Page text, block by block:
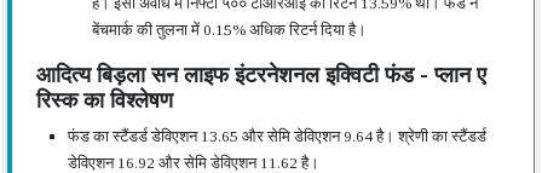
बेंचमार्क की तुलना में 0.15% अधिक रिटर्न दिया है।
आदित्य बिड़ला सन लाइफ इंटरनेशनल इक्विटी फंड - प्लान ए
रिस्क का विश्लेषण
फंड का स्टैंडर्ड डेविएशन 13.65 और सेमि डेविएशन 9.64 है। श्रेणी का स्टैंडर्ड
डेविएशन 16.92 और सेमि डेविएशन 11.62 है।